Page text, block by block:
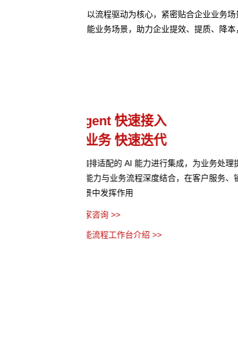
以流程驱动为核心，紧密贴合企业业务
能业务场景，助力企业提效、提质、降本
业务流程管理
避免流程设计和实际执行
• 将业务流程以作战地图的形式进行可视
个环节、节点之间的关系以及当前流程所
• AI 分析任务处理时间、资源消耗等指
• 流程管理者无需代码，通过拖拽、参
务流程